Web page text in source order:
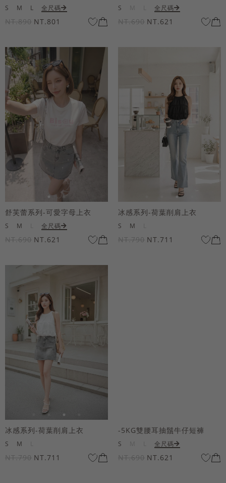
S M L 全尺碼
NT.890 NT.801
S 全尺碼
NT.690 NT.621
舒芙蕾系列-可愛字母上衣
S M 全尺碼
NT.690 NT.621
冰感系列-荷葉削肩上衣
S M
NT.790 NT.711
冰感系列-荷葉削肩上衣
S M
NT.790 NT.711
-5KG雙腰耳抽鬚牛仔短褲
S 全尺碼
NT.690 NT.621